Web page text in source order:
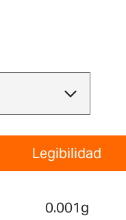
Legibilidad
0.001g